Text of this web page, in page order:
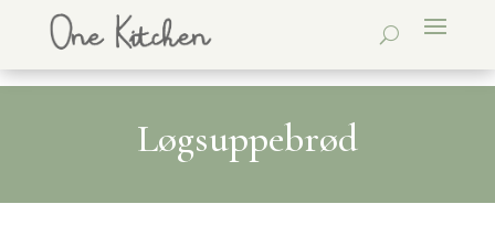
Løgsuppebrød